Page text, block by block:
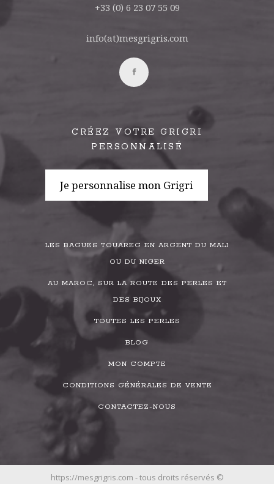
+33 (0) 6 23 07 55 09
info(at)mesgrigris.com
CRÉEZ VOTRE GRIGRI
PERSONNALISÉ
Je personnalise mon Grigri
LES BAGUES TOUAREG EN ARGENT DU MALI
OU DU NIGER
AU MAROC, SUR LA ROUTE DES PERLES ET
DES BIJOUX
TOUTES LES PERLES
BLOG
MON COMPTE
CONDITIONS GÉNÉRALES DE VENTE
CONTACTEZ-NOUS
https://mesgrigris.com - tous droits réservés ©